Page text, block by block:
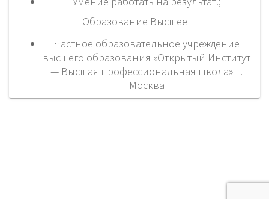
Образование Высшее
Частное образовательное учреждение
высшего образования «Открытый Институт
— Высшая профессиональная школа» г.
Москва